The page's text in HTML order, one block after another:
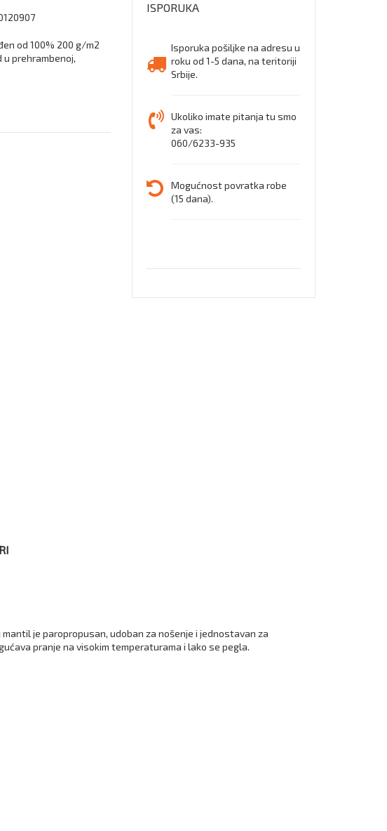
od 100% 200 g/m2
u prehrambenoj,
ISPORUKA
Isporuka pošiljke na adresu u
roku od 1-5 dana, na teritoriji
Srbije.
Ukoliko imate pitanja tu smo
za vas:
060/6233-935
Mogućnost povratka robe
(15 dana).
mantil je paropropusan, udoban za nošenje i jednostavan za
pranje na visokim temperaturama i lako se pegla.